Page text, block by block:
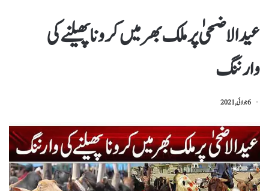
عیدالاضحیٰ پرملک بھر میں کرونا پھیلنے کی
وارننگ
6 جولائی, 2021